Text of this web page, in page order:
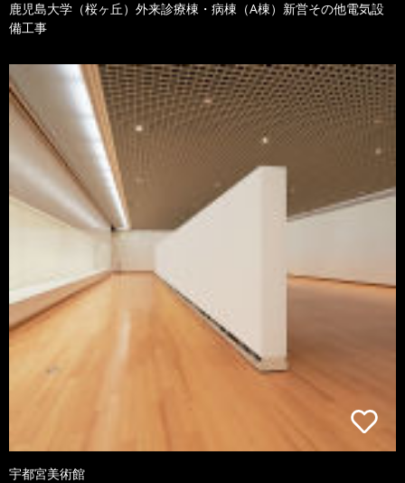
鹿児島大学（桜ヶ丘）外来診療棟・病棟（A棟）新営その他電気設
備工事
宇都宮美術館